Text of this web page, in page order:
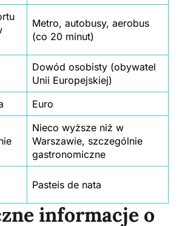
Metro, autobusy, aerobus
(co 20 minut)
Dowód osobisty (obywatel
Unii Europejskiej)
Euro
Nieco wyższe niż w
Warszawie, szczególnie
gastronomiczne
Pasteis de nata
informacje o